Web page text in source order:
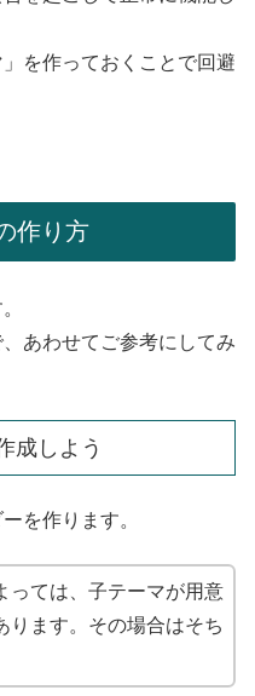
を作っておくことで回避
作り方
あわせてご参考にしてみ
成しよう
を作ります。
っては、子テーマが用意
ります。その場合はそち